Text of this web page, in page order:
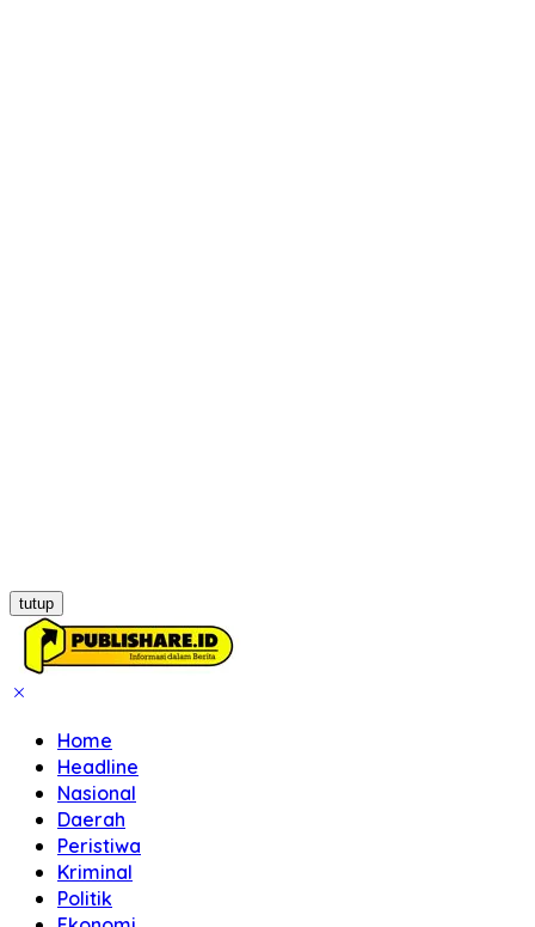
tutup
Home
Headline
Nasional
Daerah
Peristiwa
Kriminal
Politik